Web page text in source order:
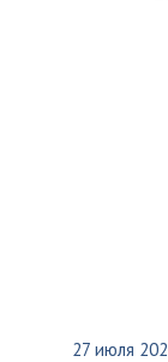
27 июля